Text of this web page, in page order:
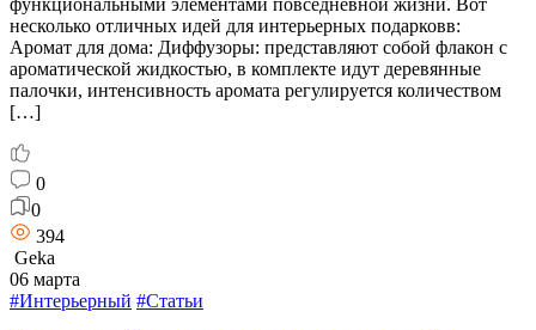
функциональными элементами повседневной жизни. Вот
несколько отличных идей для интерьерных подарковв:
Аромат для дома: Диффузоры: представляют собой флакон с
ароматической жидкостью, в комплекте идут деревянные
палочки, интенсивность аромата регулируется количеством
[…]
0
0
394
Geka
06 марта
#Интерьерный #Статьи